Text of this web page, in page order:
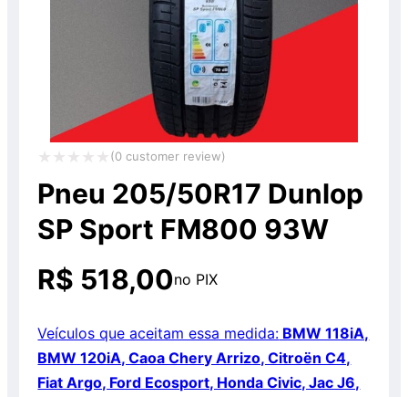
Avaliação
0
de
(0 customer review)
Pneu 205/50R17 Dunlop
SP Sport FM800 93W
R$ 518,00no PIX
Veículos que aceitam essa medida: BMW 118iA,
BMW 120iA, Caoa Chery Arrizo, Citroën C4,
Fiat Argo, Ford Ecosport, Honda Civic, Jac J6,